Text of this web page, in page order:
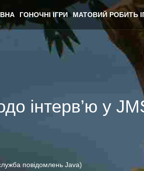
ГОНОЧНІ ІГРИ МАТОВИЙ РОБИТЬ
інтерв’ю у
повідомлень Java)